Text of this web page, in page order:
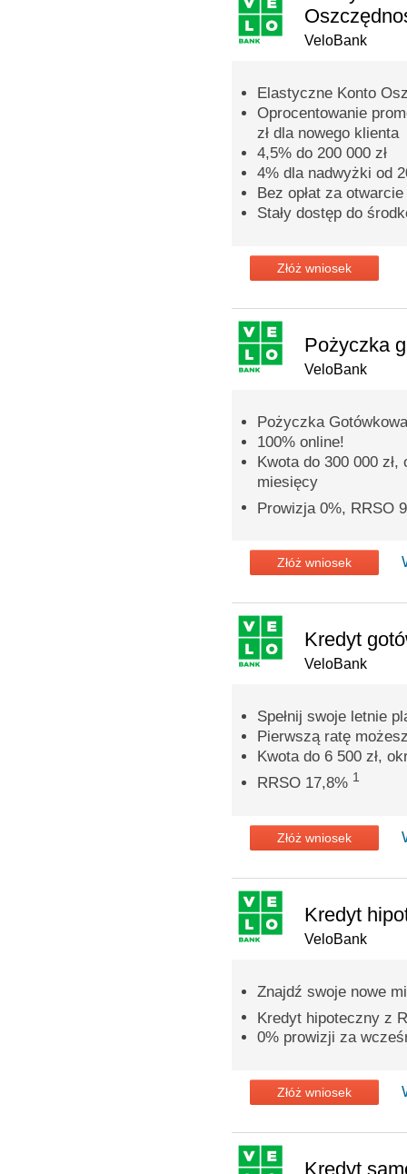
VeloBank
Elastyczne Konto
Oprocentowanie
zł dla nowego klienta
4,5% do 200 000 zł
4% dla nadwyżki od
Bez opłat za
Stały dostęp do
Złóż wniosek
Pożyczka
VeloBank
Pożyczka
100% online!
Kwota do 300 000
miesięcy
Prowizja 0%, RRSO
Złóż wniosek
Kredyt
VeloBank
Spełnij swoje letnie
Pierwszą ratę
Kwota do 6 500 zł,
RRSO 17,8% 1
Złóż wniosek
Kredyt
VeloBank
Znajdź swoje nowe
Kredyt hipoteczny z
0% prowizji za
Złóż wniosek
Kredyt